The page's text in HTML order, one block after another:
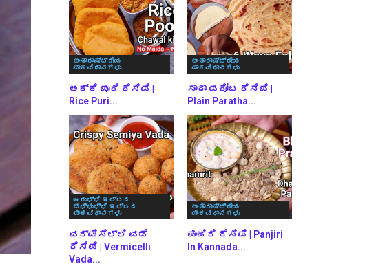
ಅಂತಾರಾಷ್ಟ್ರೀಯ
ಪಾಕವಿಧಾನಗಳು
ಅಕ್ಕಿ ಪೂರಿ ರೆಸಿಪಿ |
Rice Puri...
ಅಂತಾರಾಷ್ಟ್ರೀಯ
ಪಾಕವಿಧಾನಗಳು
ಸಾದಾ ಪರೋಟ ರೆಸಿಪಿ |
Plain Paratha...
ಈರುಳ್ಳಿ ಇಲ್ಲದ
ಬೆಳ್ಳುಳ್ಳಿ ಇಲ್ಲದ
ಪಾಕವಿಧಾನಗಳು
ವರ್ಮಿಸೆಲ್ಲಿ ವಡೆ
ರೆಸಿಪಿ | Vermicelli
Vada...
ಅಂತಾರಾಷ್ಟ್ರೀಯ
ಪಾಕವಿಧಾನಗಳು
ಪಂಜಿರಿ ರೆಸಿಪಿ | Panjiri
In Kannada...